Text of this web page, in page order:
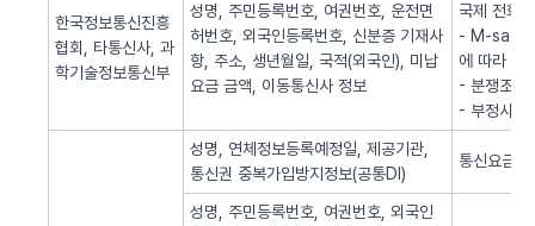
한국정보통신진흥
협회, 타통신사, 과
학기술정보통신부
성명, 주민등록번호, 여권번호, 운전면
허번호, 외국인등록번호, 신분증 기재사
항, 주소, 생년월일, 국적(외국인), 미납
요금 금액, 이동통신사 정보
국제 전화
- M-safer
에 따라
- 분쟁조정
- 부정사용
성명, 연체정보등록예정일, 제공기관,
통신권 중복가입방지정보(공통DI)
통신요금
성명, 주민등록번호, 여권번호, 외국인